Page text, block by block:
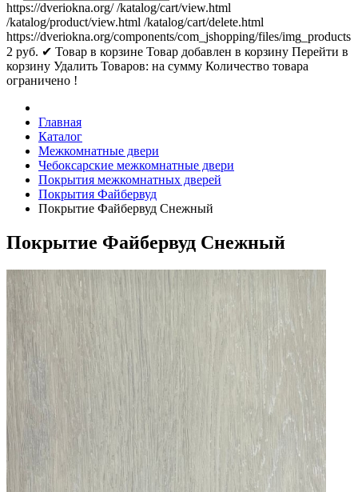
https://dveriokna.org/ /katalog/cart/view.html
/katalog/product/view.html /katalog/cart/delete.html
https://dveriokna.org/components/com_jshopping/files/img_products
2 руб. ✔ Товар в корзине Товар добавлен в корзину Перейти в
корзину Удалить Товаров: на сумму Количество товара
ограничено !
Главная
Каталог
Межкомнатные двери
Чебоксарские межкомнатные двери
Покрытия межкомнатных дверей
Покрытия Файбервуд
Покрытие Файбервуд Снежный
Покрытие Файбервуд Снежный